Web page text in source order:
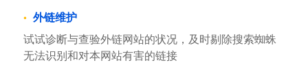
外链维护
试试诊断与查验外链网站的状况，及时剔除搜索蜘蛛
无法识别和对本网站有害的链接